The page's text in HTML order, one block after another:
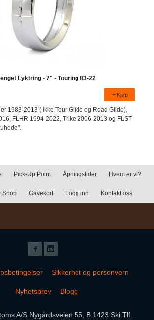
Lyktring - 7" - Touring 83-22
Kjøp
1983-2013 ( ikke Tour Glide og Road Glide),
FLHR 1994-2022, Trike 2006-2013 og FLST
Pick-Up Point Åpningstider Hvem er vi?
Shop Gavekort Logg inn Kontakt oss
Sikkerhet og personvern
Nyhetsbrev Blogg
A/S Nygårdsveien 55, B 1423 Ski Tlf.